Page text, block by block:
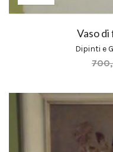
Vaso
Dipinti e